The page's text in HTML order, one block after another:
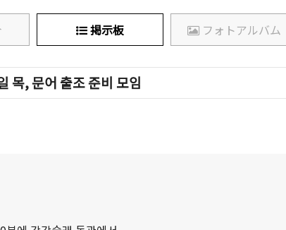
スト
分科委員会
会員社動靜
掲示板 フォトアルバム
목, 문어 출조 준비 모임